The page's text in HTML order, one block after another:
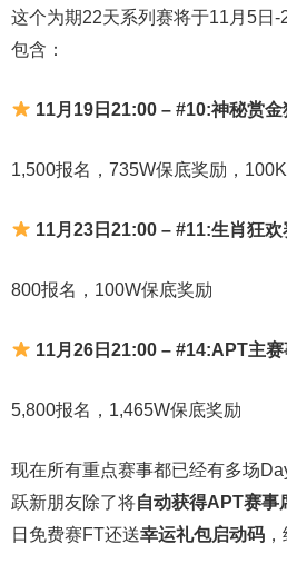
这个为期22天系列赛将于11月5日
包含：
11月19日21:00 – #10:神秘赏
1,500报名，735W保底奖励，
11月23日21:00 – #11:生肖狂欢
800报名，100W保底奖励
11月26日21:00 – #14:APT主赛
5,800报名，1,465W保底奖励
现在所有重点赛事都已经有多场
跃新朋友除了将自动获得APT赛事
日免费赛FT还送幸运礼包启动码